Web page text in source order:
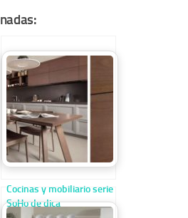
Cocinas y mobiliario serie
SoHo de dica